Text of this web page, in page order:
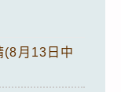
(8月13日中